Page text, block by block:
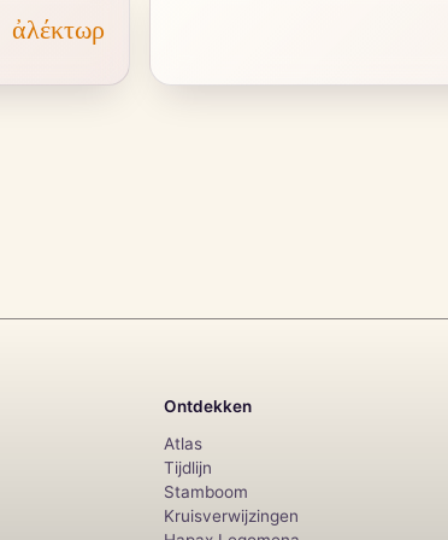
ἀλέκτωρ
Ontdekken
Atlas
Tijdlijn
Stamboom
Kruisverwijzingen